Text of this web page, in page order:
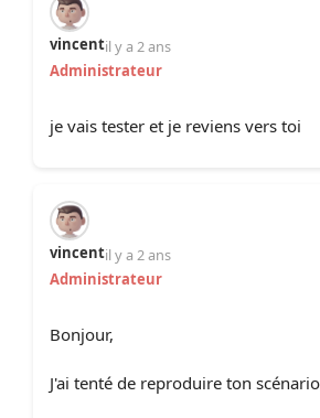
vincentil y a 2 ans
Administrateur
je vais tester et je reviens vers toi
vincentil y a 2 ans
Administrateur
Bonjour,
J'ai tenté de reproduire ton